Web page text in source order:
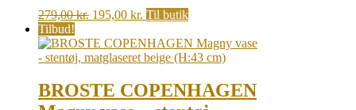
279,00kr. Original
was:
279,00 kr..
195,00 kr. Current
is:
195,00 kr..
Til butik
Tilbud!
BROSTE COPENHAGEN